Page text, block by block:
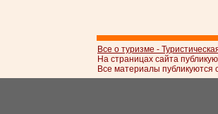
Все о туризме -
На страницах сайта
Все материалы публикуются